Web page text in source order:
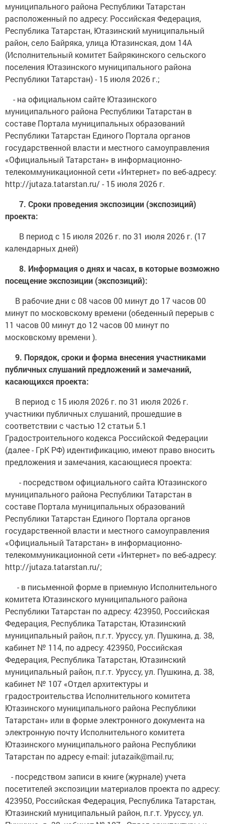
муниципального района Республики Татарстан
расположенный по адресу: Российская Федерация,
Республика Татарстан, Ютазинский муниципальный
район, село Байряка, улица Ютазинская, дом 14А
(Исполнительный комитет Байрякинского сельского
поселения Ютазинского муниципального района
Республики Татарстан) - 15 июля 2026 г.;
- на официальном сайте Ютазинского
муниципального района Республики Татарстан в
составе Портала муниципальных образований
Республики Татарстан Единого Портала органов
государственной власти и местного самоуправления
«Официальный Татарстан» в информационно-
телекоммуникационной сети «Интернет» по веб-адресу:
http://jutaza.tatarstan.ru/ - 15 июля 2026 г.
7. Сроки проведения экспозиции (экспозиций)
проекта:
В период с 15 июля 2026 г. по 31 июля 2026 г. (17
календарных дней)
8. Информация о днях и часах, в которые возможно
посещение экспозиции (экспозиций):
В рабочие дни с 08 часов 00 минут до 17 часов 00
минут по московскому времени (обеденный перерыв с
11 часов 00 минут до 12 часов 00 минут по
московскому времени ).
9. Порядок, сроки и форма внесения участниками
публичных слушаний предложений и замечаний,
касающихся проекта:
В период с 15 июля 2026 г. по 31 июля 2026 г.
участники публичных слушаний, прошедшие в
соответствии с частью 12 статьи 5.1
Градостроительного кодекса Российской Федерации
(далее - ГрК РФ) идентификацию, имеют право вносить
предложения и замечания, касающиеся проекта:
- посредством официального сайта Ютазинского
муниципального района Республики Татарстан в
составе Портала муниципальных образований
Республики Татарстан Единого Портала органов
государственной власти и местного самоуправления
«Официальный Татарстан» в информационно-
телекоммуникационной сети «Интернет» по веб-адресу:
http://jutaza.tatarstan.ru/;
- в письменной форме в приемную Исполнительного
комитета Ютазинского муниципального района
Республики Татарстан по адресу: 423950, Российская
Федерация, Республика Татарстан, Ютазинский
муниципальный район, п.г.т. Уруссу, ул. Пушкина, д. 38,
кабинет № 114, по адресу: 423950, Российская
Федерация, Республика Татарстан, Ютазинский
муниципальный район, п.г.т. Уруссу, ул. Пушкина, д. 38,
кабинет № 107 «Отдел архитектуры и
градостроительства Исполнительного комитета
Ютазинского муниципального района Республики
Татарстан» или в форме электронного документа на
электронную почту Исполнительного комитета
Ютазинского муниципального района Республики
Татарстан по адресу e-mail: jutazaik@mail.ru;
- посредством записи в книге (журнале) учета
посетителей экспозиции материалов проекта по адресу:
423950, Российская Федерация, Республика Татарстан,
Ютазинский муниципальный район, п.г.т. Уруссу, ул.